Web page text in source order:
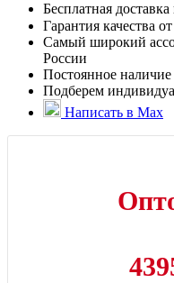
Бесплатная
Гарантия качества
Самый широкий
России
Постоянное наличие
Подберем
Написать в Max